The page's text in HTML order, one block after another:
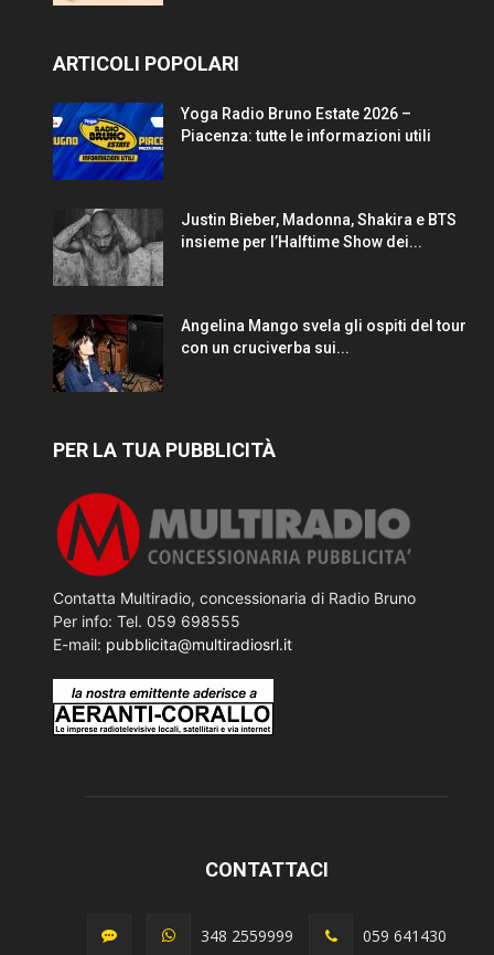
ARTICOLI POPOLARI
Yoga Radio Bruno Estate 2026 –
Piacenza: tutte le informazioni utili
Justin Bieber, Madonna, Shakira e BTS
insieme per l’Halftime Show dei...
Angelina Mango svela gli ospiti del tour
con un cruciverba sui...
PER LA TUA PUBBLICITÀ
Contatta Multiradio, concessionaria di Radio Bruno
Per info: Tel. 059 698555
E-mail: pubblicita@multiradiosrl.it
CONTATTACI
348 2559999 059 641430